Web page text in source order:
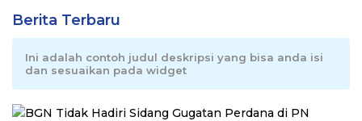
Berita Terbaru
Ini adalah contoh judul deskripsi yang bisa anda isi
dan sesuaikan pada widget